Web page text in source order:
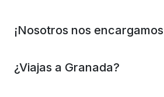
¡Nosotros nos
¿Viajas a Granada?